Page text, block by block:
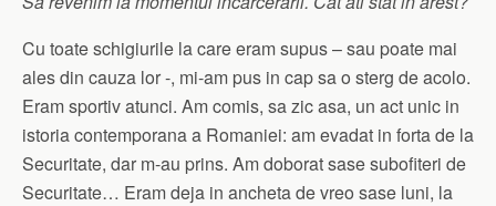
Cu toate schigiurile la care eram supus – sau poate mai
ales din cauza lor -, mi-am pus in cap sa o sterg de acolo.
Eram sportiv atunci. Am comis, sa zic asa, un act unic in
istoria contemporana a Romaniei: am evadat in forta de la
Securitate, dar m-au prins. Am doborat sase subofiteri de
Securitate… Eram deja in ancheta de vreo sase luni, la